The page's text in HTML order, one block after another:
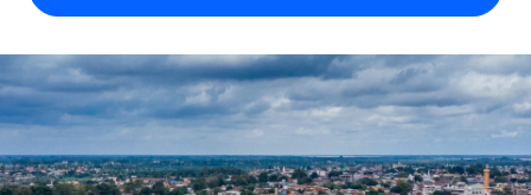
SERVICES
Chiedi a un esperto
Affidati agli esperti per la gestione HR e la
compliance globale
DIVENTA NOSTRO PARTNER
Partner tecnologici strategici
Integra l'HR globale nella tua piattaforma in modo
flessibile
English
Nederlands
Français
Deutsch
Login